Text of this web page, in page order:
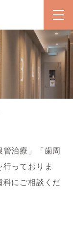
治療」「歯周
っておりま
科にご相談くだ